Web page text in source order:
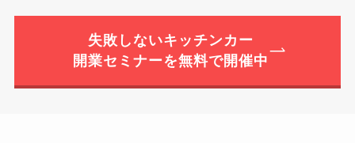
失敗しないキッチンカー
開業セミナーを無料で開催中